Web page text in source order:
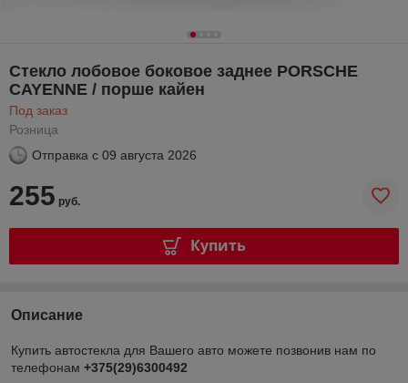
Стекло лобовое боковое заднее PORSCHE
CAYENNE / порше кайен
Под заказ
Розница
Отправка с 09 августа 2026
255 руб.
Купить
Описание
Купить автостекла для Вашего авто можете позвонив нам по
телефонам +375(29)6300492